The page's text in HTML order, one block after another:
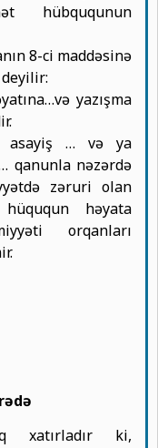
hübququnun
8-ci maddəsinə
yazışma
asayiş … və ya
qanunla nəzərdə
zəruri olan
həyata
orqanları
xatırladır ki,